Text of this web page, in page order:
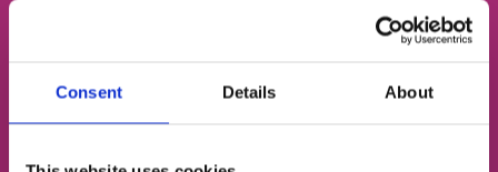
Consent Details About